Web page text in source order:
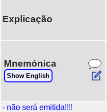
Explicação
Mnemónica
Show English
- não será emitida!!!!